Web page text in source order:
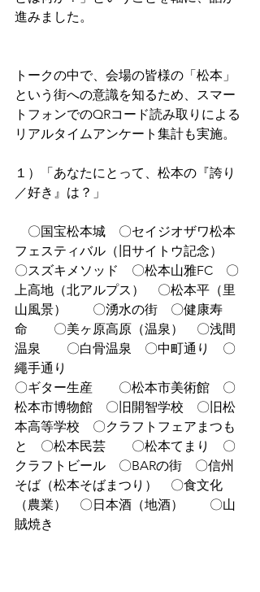
進みました。
トークの中で、会場の皆様の「松本」
という街への意識を知るため、スマー
トフォンでのQRコード読み取りによる
リアルタイムアンケート集計も実施。
１）「あなたにとって、松本の『誇り
／好き』は？」
〇国宝松本城　〇セイジオザワ松本
フェスティバル（旧サイトウ記念）
〇スズキメソッド　〇松本山雅FC　〇
上高地（北アルプス）　〇松本平（里
山風景）　　〇湧水の街　〇健康寿
命　　〇美ヶ原高原（温泉）　〇浅間
温泉　　〇白骨温泉　〇中町通り　〇
繩手通り
〇ギター生産　　〇松本市美術館　〇
松本市博物館　〇旧開智学校　〇旧松
本高等学校　〇クラフトフェアまつも
と　〇松本民芸　　〇松本てまり　〇
クラフトビール　〇BARの街　〇信州
そば（松本そばまつり）　〇食文化
（農業）　〇日本酒（地酒）　　〇山
賊焼き